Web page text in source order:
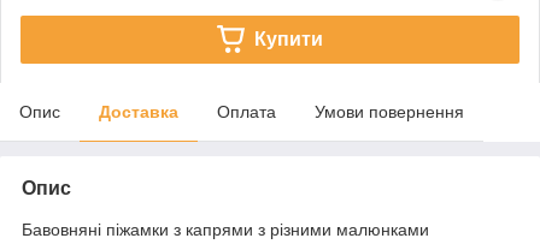
Купити
Опис Доставка Оплата Умови повернення
Опис
Бавовняні піжамки з капрями з різними малюнками